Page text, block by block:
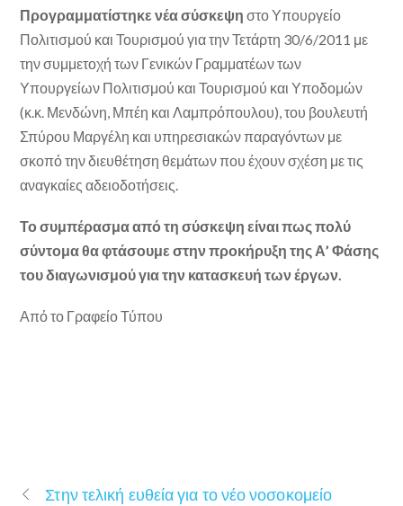
Προγραμματίστηκε νέα σύσκεψη στο Υπουργείο
Πολιτισμού και Τουρισμού για την Τετάρτη 30/6/2011 με
την συμμετοχή των Γενικών Γραμματέων των
Υπουργείων Πολιτισμού και Τουρισμού και Υποδομών
(κ.κ. Μενδώνη, Μπέη και Λαμπρόπουλου), του βουλευτή
Σπύρου Μαργέλη και υπηρεσιακών παραγόντων με
σκοπό την διευθέτηση θεμάτων που έχουν σχέση με τις
αναγκαίες αδειοδοτήσεις.
Το συμπέρασμα από τη σύσκεψη είναι πως πολύ
σύντομα θα φτάσουμε στην προκήρυξη της Α’ Φάσης
του διαγωνισμού για την κατασκευή των έργων.
Από το Γραφείο Τύπου
Στην τελική ευθεία για το νέο νοσοκομείο